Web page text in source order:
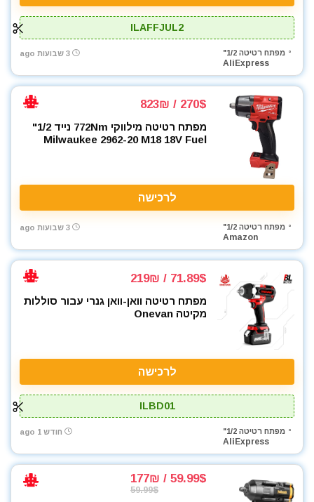
ILAFFJUL2
מפתח רטיטה 1/2"
AliExpress
3 שבועות ago
270$ / 823₪
מפתח רטיטה מילווקי 772Nm נייד 1/2"
Milwaukee 2962-20 M18 18V Fuel
לרכישה
מפתח רטיטה 1/2"
Amazon
3 שבועות ago
71.89$ / 219₪
מפתח רטיטה וואן-וואן גנרי עבור סוללות
מקיטה Onevan
לרכישה
ILBD01
מפתח רטיטה 1/2"
AliExpress
חודש 1 ago
59.99$ / 177₪
59.99$